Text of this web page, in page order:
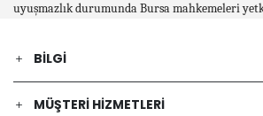
uyuşmazlık durumunda Bursa mahkemeleri
BILGI
MÜŞTERI HIZMETLERI